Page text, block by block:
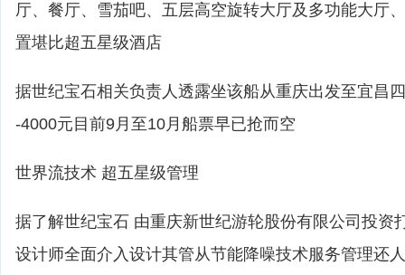
厅、餐厅、雪茄吧、五层高空旋转大厅及多功能大厅
置堪比超五星级酒店
据世纪宝石相关负责人透露坐该船从重庆出发至宜昌
-4000元目前9月至10月船票早已抢而空
世界流技术 超五星级管理
据了解世纪宝石 由重庆新世纪游轮股份有限公司投资
设计师全面介入设计其管从节能降噪技术服务管理还